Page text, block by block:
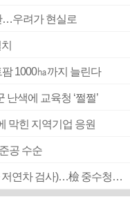
…우려가 현실로
1000㏊까지 늘린다
색에 교육청 ‘쩔쩔’
막힌 지역기업 응원
공 수순
■ 검사 신분 버리고 직급하향(10년 이하 저연차 검사)…檢 중수청행 기피